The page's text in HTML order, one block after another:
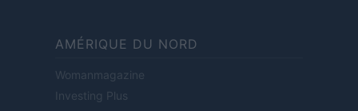
AMÉRIQUE DU NORD
Womanmagazine
Investing Plus